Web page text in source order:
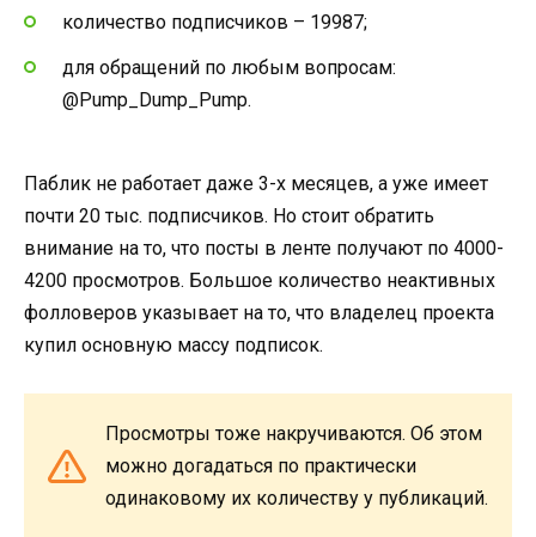
количество подписчиков – 19987;
для обращений по любым вопросам:
@Pump_Dump_Pump.
Паблик не работает даже 3-х месяцев, а уже имеет
почти 20 тыс. подписчиков. Но стоит обратить
внимание на то, что посты в ленте получают по 4000-
4200 просмотров. Большое количество неактивных
фолловеров указывает на то, что владелец проекта
купил основную массу подписок.
Просмотры тоже накручиваются. Об этом
можно догадаться по практически
одинаковому их количеству у публикаций.